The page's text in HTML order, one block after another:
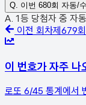
Q. 이번 680회 자동/
A. 1등 당첨자 중 자
이전 회차제 679
이 번호가 자주 나
로또 6/45 통계에서